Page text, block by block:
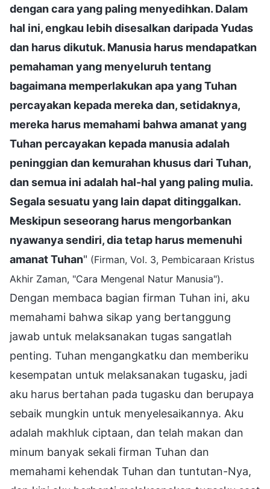
dengan cara yang paling menyedihkan. Dalam
hal ini, engkau lebih disesalkan daripada Yudas
dan harus dikutuk. Manusia harus mendapatkan
pemahaman yang menyeluruh tentang
bagaimana memperlakukan apa yang Tuhan
percayakan kepada mereka dan, setidaknya,
mereka harus memahami bahwa amanat yang
Tuhan percayakan kepada manusia adalah
peninggian dan kemurahan khusus dari Tuhan,
dan semua ini adalah hal-hal yang paling mulia.
Segala sesuatu yang lain dapat ditinggalkan.
Meskipun seseorang harus mengorbankan
nyawanya sendiri, dia tetap harus memenuhi
amanat Tuhan" (Firman, Vol. 3, Pembicaraan Kristus
Akhir Zaman, "Cara Mengenal Natur Manusia").
Dengan membaca bagian firman Tuhan ini, aku
memahami bahwa sikap yang bertanggung
jawab untuk melaksanakan tugas sangatlah
penting. Tuhan mengangkatku dan memberiku
kesempatan untuk melaksanakan tugasku, jadi
aku harus bertahan pada tugasku dan berupaya
sebaik mungkin untuk menyelesaikannya. Aku
adalah makhluk ciptaan, dan telah makan dan
minum banyak sekali firman Tuhan dan
memahami kehendak Tuhan dan tuntutan-Nya,